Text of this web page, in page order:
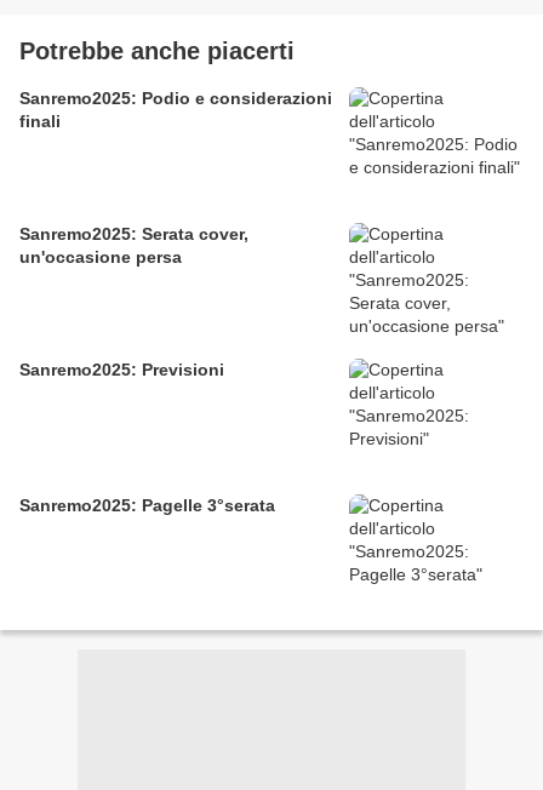
Potrebbe anche piacerti
Sanremo2025: Podio e considerazioni
finali
Sanremo2025: Serata cover,
un'occasione persa
Sanremo2025: Previsioni
Sanremo2025: Pagelle 3°serata